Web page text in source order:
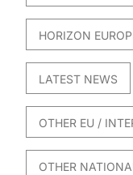
HORIZON
LATEST NEWS
OTHER EU /
OTHER